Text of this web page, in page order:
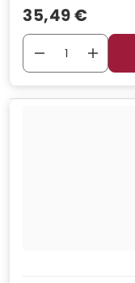
Verkaufspreis
35,49 €